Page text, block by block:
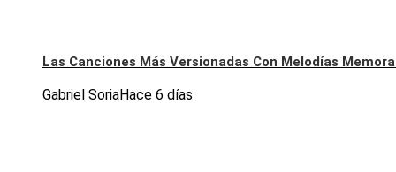
Las Canciones Más Versionadas Con Melodías
Gabriel SoriaHace 6 días